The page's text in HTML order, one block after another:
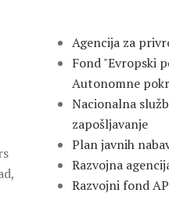
Agencija za
Fond "Evropski
Autonomne
Nacionalna
zapošljavanje
Plan javnih
Razvojna
Razvojni fond